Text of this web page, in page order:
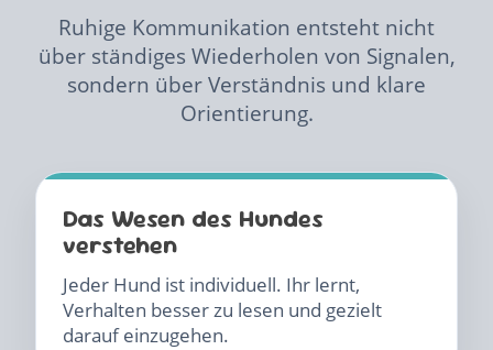
Ruhige Kommunikation entsteht nicht
über ständiges Wiederholen von Signalen,
sondern über Verständnis und klare
Orientierung.
Das Wesen des Hundes
verstehen
Jeder Hund ist individuell. Ihr lernt,
Verhalten besser zu lesen und gezielt
darauf einzugehen.